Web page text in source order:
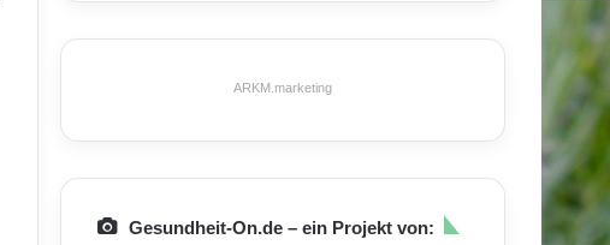
ARKM.marketing
Gesundheit-On.de – ein Projekt von: